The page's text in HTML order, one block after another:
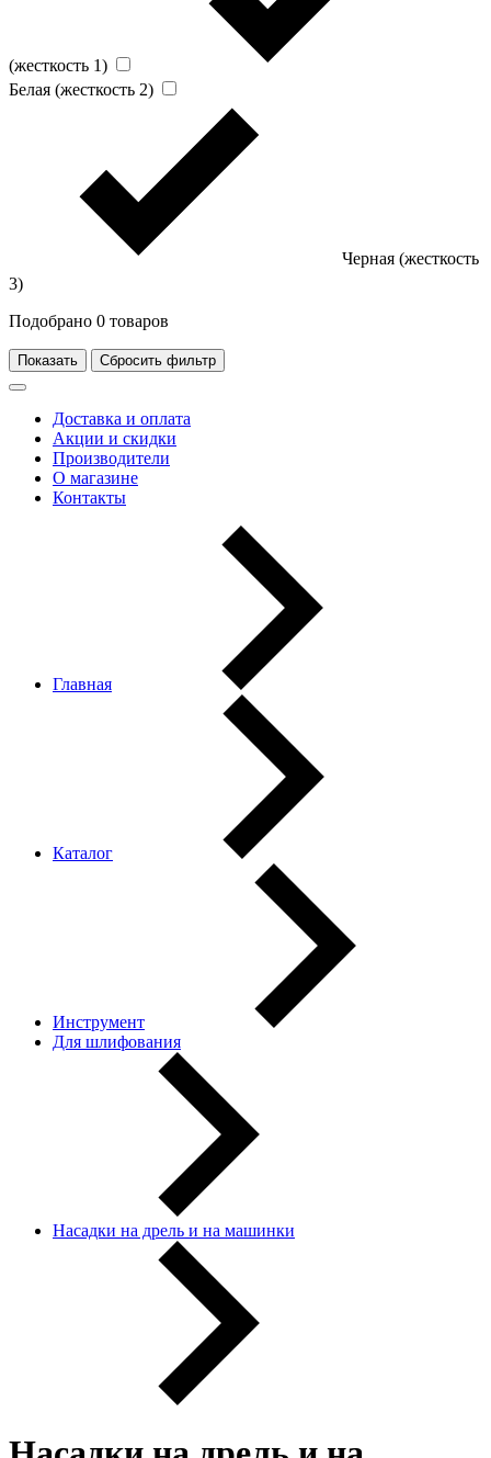
(жесткость 1)
Белая (жесткость 2)
Черная (жесткость
3)
Подобрано 0 товаров
Показать Сбросить фильтр
Доставка и оплата
Акции и скидки
Производители
О магазине
Контакты
Главная
Каталог
Инструмент
Для шлифования
Насадки на дрель и на машинки